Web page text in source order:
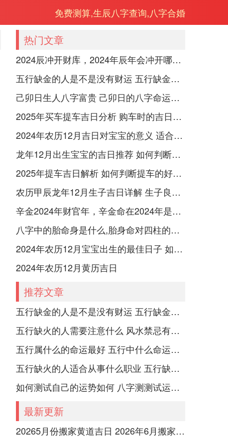
免费测算,生辰八字查询,八字合婚
热门文章
2024辰冲开财库，2024年辰年会冲开哪些人的财库
五行缺金的人是不是没有财运 五行缺金的人命运好不好
己卯日生人八字富贵 己卯日的八字命运如何
2025年买车提车吉日分析 购车时的吉日与禁忌
2024年农历12月吉日对宝宝的意义 适合龙年宝宝出生的日子有哪些
龙年12月出生宝宝的吉日推荐 如何判断吉日是否适合宝宝
2025年提车吉日解析 如何判断提车的好日子
农历甲辰龙年12月生子吉日详解 生子良辰的影响因素
辛金2024年财官年，辛金命在2024年是财官年还是财印年
八字中的胎命身是什么,胎身命对四柱的影响
2024年农历12月宝宝出生的最佳日子 如何挑选适合的吉日
2024年农历12月黄历吉日
推荐文章
五行缺金的人是不是没有财运 五行缺金的人命运好不好
五行缺火的人需要注意什么 风水禁忌有哪些
五行属什么的命运最好 五行中什么命运势旺盛
五行缺火的人适合从事什么职业 五行缺火的人适合从事的职业有哪些
如何测试自己的运势如何 八字测测试运运程
最新更新
20265月份搬家黄道吉日 2026年6月搬家黄道吉